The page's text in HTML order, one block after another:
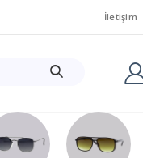
İletişim